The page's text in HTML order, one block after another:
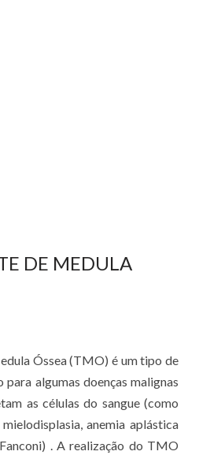
DE MEDULA
Óssea (TMO) é um tipo de
algumas doenças malignas
as células do sangue (como
anemia aplástica
. A realização do TMO